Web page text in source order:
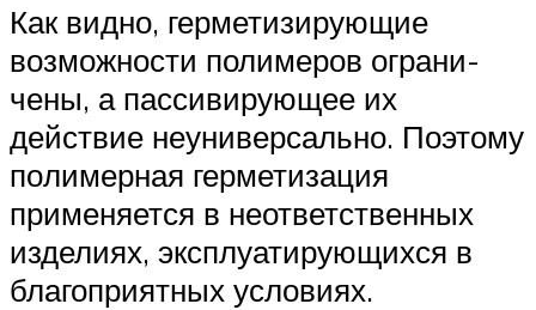
Как видно, герметизирующие
возможности полимеров ограни­
чены, а пассивирующее их
действие неуниверсально. Поэтому
по­лимерная герметизация
применяется в неответственных
издели­ях, эксплуатирующихся в
благоприятных условиях.